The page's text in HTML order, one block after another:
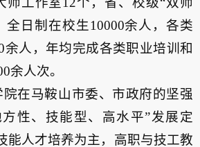
全日制在校生10000余人，各类
余人，年均完成各类职业培训和
余人次。
在马鞍山市委、市政府的坚强
性、技能型、高水平”发展定
能人才培养为主，高职与技工教